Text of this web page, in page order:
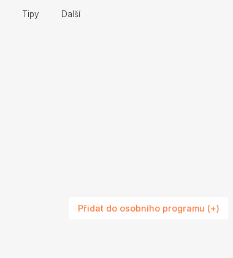
Tipy Další
Přidat do osobního programu (+)